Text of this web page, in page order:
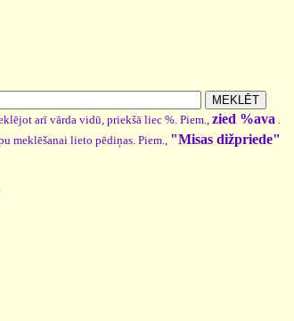
arī vārda vidū, priekšā liec %. Piem.,zied %ava .
meklēšanai lieto pēdiņas. Piem., "Misas dižpriede"